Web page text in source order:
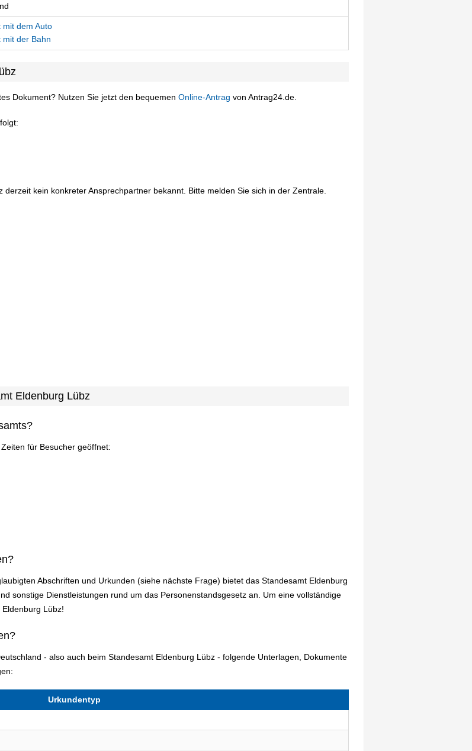
mit dem Auto
mit der Bahn
Dokument? Nutzen Sie jetzt den bequemen Online-Antrag von Antrag24.de.
kein konkreter Ansprechpartner bekannt. Bitte melden Sie sich in der Zentrale.
Eldenburg Lübz
für Besucher geöffnet:
Abschriften und Urkunden (siehe nächste Frage) bietet das Standesamt Eldenburg
sonstige Dienstleistungen rund um das Personenstandsgesetz an. Um eine vollständige
Lübz!
- also auch beim Standesamt Eldenburg Lübz - folgende Unterlagen, Dokumente
Urkundentyp